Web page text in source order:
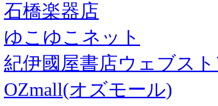
石橋楽器店
ゆこゆこネット
紀伊國屋書店ウェブス
OZmall(オズモール)